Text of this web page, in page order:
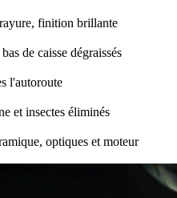
finition brillante
de caisse dégraissés
l'autoroute
et insectes éliminés
optiques et moteur